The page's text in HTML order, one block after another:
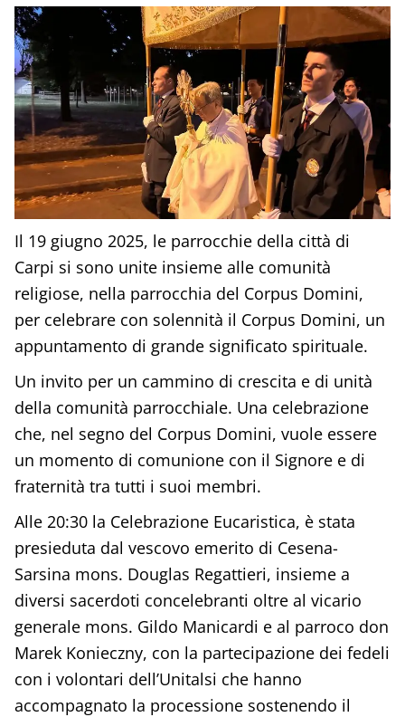
Il 19 giugno 2025, le parrocchie della città di
Carpi si sono unite insieme alle comunità
religiose, nella parrocchia del Corpus Domini,
per celebrare con solennità il Corpus Domini, un
appuntamento di grande significato spirituale.
Un invito per un cammino di crescita e di unità
della comunità parrocchiale. Una celebrazione
che, nel segno del Corpus Domini, vuole essere
un momento di comunione con il Signore e di
fraternità tra tutti i suoi membri.
Alle 20:30 la Celebrazione Eucaristica, è stata
presieduta dal vescovo emerito di Cesena-
Sarsina mons. Douglas Regattieri, insieme a
diversi sacerdoti concelebranti oltre al vicario
generale mons. Gildo Manicardi e al parroco don
Marek Konieczny, con la partecipazione dei fedeli
con i volontari dell’Unitalsi che hanno
accompagnato la processione sostenendo il